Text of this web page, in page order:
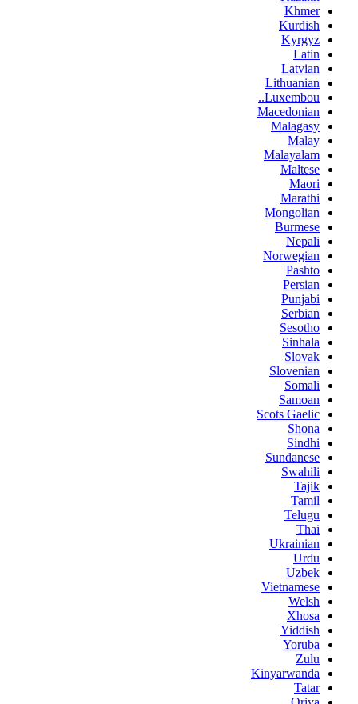
Khmer
Kurdish
Kyrgyz
Latin
Latvian
Lithuanian
Luxembou..
Macedonian
Malagasy
Malay
Malayalam
Maltese
Maori
Marathi
Mongolian
Burmese
Nepali
Norwegian
Pashto
Persian
Punjabi
Serbian
Sesotho
Sinhala
Slovak
Slovenian
Somali
Samoan
Scots Gaelic
Shona
Sindhi
Sundanese
Swahili
Tajik
Tamil
Telugu
Thai
Ukrainian
Urdu
Uzbek
Vietnamese
Welsh
Xhosa
Yiddish
Yoruba
Zulu
Kinyarwanda
Tatar